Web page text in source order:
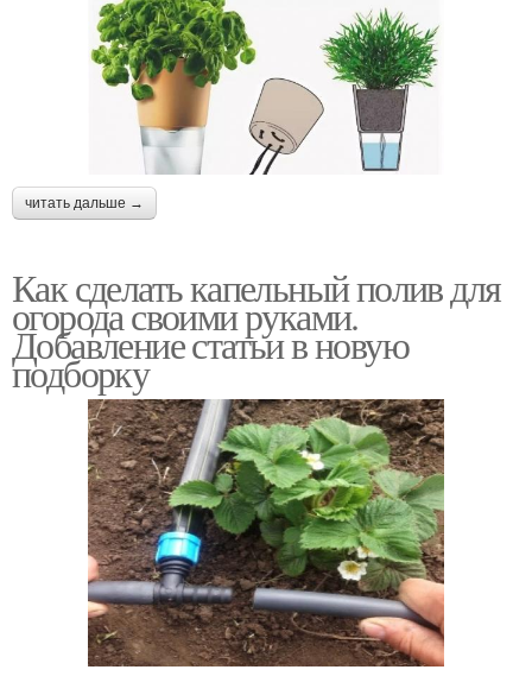
читать дальше →
Как сделать капельный полив для
огорода своими руками.
Добавление статьи в новую
подборку